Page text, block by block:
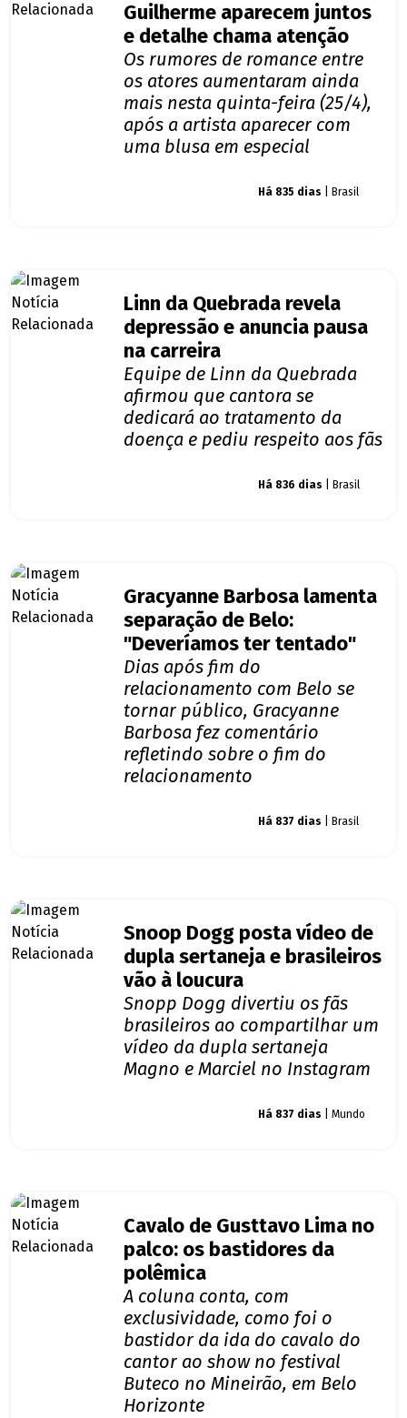
Guilherme aparecem juntos
e detalhe chama atenção
Os rumores de romance entre
os atores aumentaram ainda
mais nesta quinta-feira (25/4),
após a artista aparecer com
uma blusa em especial
Há 835 dias | Brasil
Linn da Quebrada revela
depressão e anuncia pausa
na carreira
Equipe de Linn da Quebrada
afirmou que cantora se
dedicará ao tratamento da
doença e pediu respeito aos fãs
Há 836 dias | Brasil
Gracyanne Barbosa lamenta
separação de Belo:
"Deveríamos ter tentado"
Dias após fim do
relacionamento com Belo se
tornar público, Gracyanne
Barbosa fez comentário
refletindo sobre o fim do
relacionamento
Há 837 dias | Brasil
Snoop Dogg posta vídeo de
dupla sertaneja e brasileiros
vão à loucura
Snopp Dogg divertiu os fãs
brasileiros ao compartilhar um
vídeo da dupla sertaneja
Magno e Marciel no Instagram
Há 837 dias | Mundo
Cavalo de Gusttavo Lima no
palco: os bastidores da
polêmica
A coluna conta, com
exclusividade, como foi o
bastidor da ida do cavalo do
cantor ao show no festival
Buteco no Mineirão, em Belo
Horizonte